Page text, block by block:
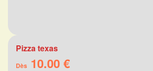
Pizza texas
Dès 10.00 €